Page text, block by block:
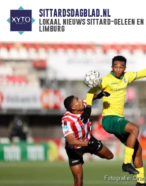
SITTARDSDAGBLAD.NL
lokaal nieuws sittard-geleen en
limburg